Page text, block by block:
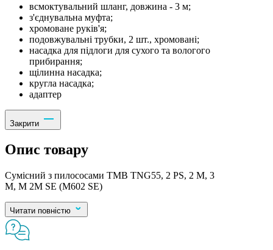
всмоктувальний шланг, довжина - 3 м;
з'єднувальна муфта;
хромоване руків'я;
подовжувальні трубки, 2 шт., хромовані;
насадка для підлоги для сухого та вологого
прибирання;
щілинна насадка;
кругла насадка;
адаптер
Закрити
Опис товару
Сумісний з пилососами TMB TNG55, 2 PS, 2 M, 3
M, M 2M SE (M602 SE)
Читати повністю